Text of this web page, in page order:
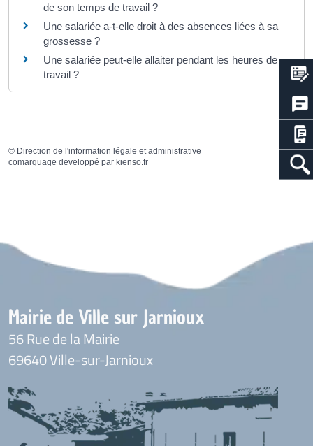
de son temps de travail ?
Une salariée a-t-elle droit à des absences liées à sa
grossesse ?
Une salariée peut-elle allaiter pendant les heures de
travail ?
© Direction de l'information légale et administrative
comarquage developpé par kienso.fr
Mairie de Ville sur Jarnioux
56 Rue de la Mairie
69640 Ville-sur-Jarnioux